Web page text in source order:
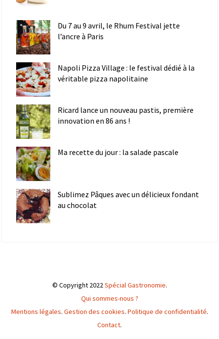
Du 7 au 9 avril, le Rhum Festival jette
l’ancre à Paris
Napoli Pizza Village : le festival dédié à la
véritable pizza napolitaine
Ricard lance un nouveau pastis, première
innovation en 86 ans !
Ma recette du jour : la salade pascale
Sublimez Pâques avec un délicieux fondant
au chocolat
© Copyright 2022Spécial Gastronomie.
Qui sommes-nous ?
Mentions légales. Gestion des cookies. Politique de confidentialité.
Contact.